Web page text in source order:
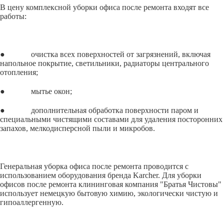
В цену комплексной уборки офиса после ремонта входят все
работы:
● очистка всех поверхностей от загрязнений, включая
напольное покрытие, светильники, радиаторы центрального
отопления;
● мытье окон;
● дополнительная обработка поверхности паром и
специальными чистящими составами для удаления посторонних
запахов, мелкодисперсной пыли и микробов.
Генеральная уборка офиса после ремонта проводится с
использованием оборудования бренда Karcher. Для уборки
офисов после ремонта клининговая компания "Братья Чистовы"
использует немецкую бытовую химию, экологически чистую и
гипоаллергенную.